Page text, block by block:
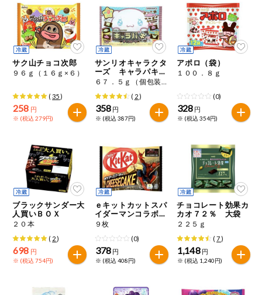
ご利用ガイド
商品のリクエスト
アプリのダウンロード
PC版サイトを表示
お問い合わせ
洗濯・バス・
トイレ用品
住居・生活用
品
コスメ＆ボデ
ベビー
衣料品
趣味・娯楽
ペット
先着限定企画
アレルゲン情報は、商品企画時の情報のため、ご使用前には
必ず商品パッケージの表示をご確認ください。
特定原材料に準ずるものは、お取引先から情報提供のあった
範囲でのお知らせです。
サク山チョコ次郎
９６ｇ（１６ｇ×６）
(35)
258 円
※ (税込 279円)
サンリオキャラクタ
ーズ キャラパキ
（大袋）
６７．５ｇ（個包装込み）
( 2)
358 円
※ (税込 387円)
アポロ（袋）
１００．８ｇ
(0)
328 円
※ (税込 354円)
ブラックサンダー大
人買いＢＯＸ
２０本
( 2)
698 円
※ (税込 754円)
ｅキットカットスパ
イダーマンコラボＮ
Ｙチーズケーキ味
９枚
(0)
378 円
※ (税込 408円)
チョコレート効果カ
カオ７２％ 大袋
２２５ｇ
( 7)
1,148 円
※ (税込 1,240円)